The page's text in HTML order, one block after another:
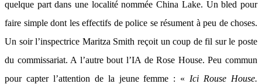
quelque part dans une localité nommée China Lake. Un bled pour
faire simple dont les effectifs de police se résument à peu de choses.
Un soir l’inspectrice Maritza Smith reçoit un coup de fil sur le poste
du commissariat. A l’autre bout l’IA de Rose House. Peu commun
pour capter l’attention de la jeune femme : « Ici Rouse House.